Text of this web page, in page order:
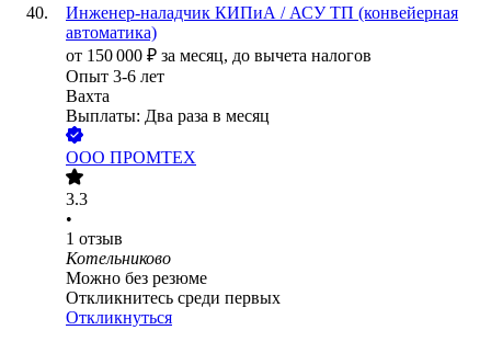
Инженер-наладчик КИПиА / АСУ ТП (конвейерная
автоматика)
от 150 000 ₽ за месяц, до вычета налогов
Опыт 3-6 лет
Вахта
Выплаты: Два раза в месяц
ООО ПРОМТЕХ
3.3
•
1 отзыв
Котельниково
Можно без резюме
Откликнитесь среди первых
Откликнуться